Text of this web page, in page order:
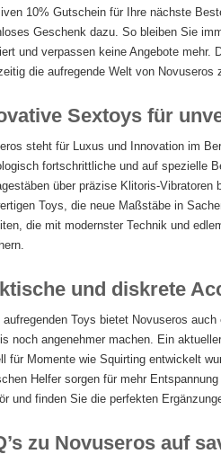
10% Gutschein für Ihre nächste
Geschenk dazu. So bleiben Sie
und verpassen keine Angebote mehr.
die aufregende Welt von Novuseros
Sextoys für
steht für Luxus und Innovation im
fortschrittliche und auf spezielle
über präzise Klitoris-
Toys, die neue Maßstäbe in
die mit modernster Technik und
und diskrete
aufregenden Toys bietet Novuseros
noch angenehmer machen. Ein
für Momente wie Squirting entwickelt
Helfer sorgen für mehr
und finden Sie die perfekten
zu Novuseros auf